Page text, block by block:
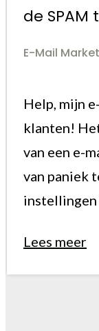
de
E-Mail
Help, mijn
klanten!
van een e-
van paniek
Lees meer